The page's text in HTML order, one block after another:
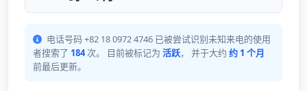
电话号码 +82 18 0972 4746 已被尝试识别未知来电的使用
者搜索了 184次。 目前被标记为 活跃， 并于大约 约 1 个月
前最后更新。